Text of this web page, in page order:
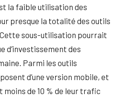
la faible utilisation des
presque la totalité des outils
sous-utilisation pourrait
d’investissement des
Parmi les outils
d’une version mobile, et
moins de 10 % de leur trafic